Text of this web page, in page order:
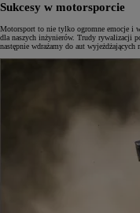
Sukcesy w motorsporcie
Motorsport to nie tylko ogromne emocje i
dla naszych inżynierów. Trudy rywalizacji
następnie wdrażamy do aut wyjeżdżających